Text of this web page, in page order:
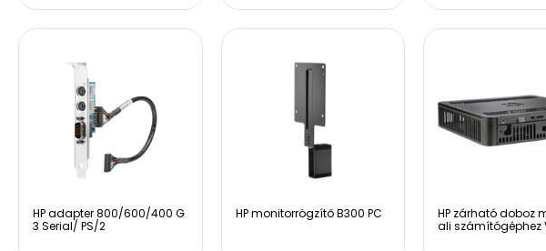
HP adapter 800/600/400 G
3 Serial/ PS/2
HP monitorrögzítő B300 PC
HP zárható doboz
ali számítógéphez